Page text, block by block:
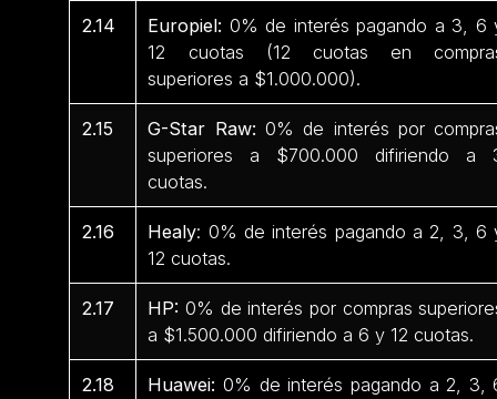
2.14 Europiel: 0% de interés pagando a 3, 6
12 cuotas (12 cuotas en
superiores a $1.000.000).
2.15 G-Star Raw: 0% de interés por
superiores a $700.000 difiriendo a
cuotas.
2.16 Healy: 0% de interés pagando a 2, 3, 6
12 cuotas.
2.17 HP: 0% de interés por compras
a $1.500.000 difiriendo a 6 y 12 cuotas.
2.18 Huawei: 0% de interés pagando a 2, 3,